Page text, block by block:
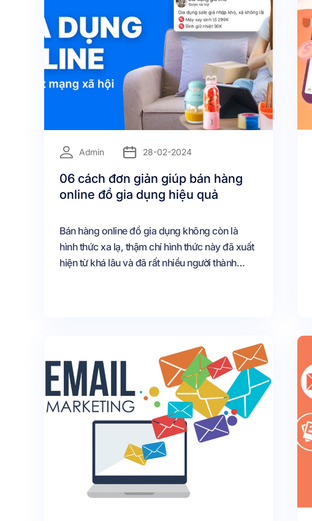
Admin 28-02-2024
06 cách đơn giản giúp bán hàng
online đồ gia dụng hiệu quả
Bán hàng online đồ gia dụng không còn là
hình thức xa lạ, thậm chí hình thức này đã xuất
hiện từ khá lâu và đã rất nhiều người thành
đầu kinh doanh, đừng bỏ qua 06 cách cực kỳ
đơn giản sau đây nhé, chắc chắn sẽ giúp bạn
thành công